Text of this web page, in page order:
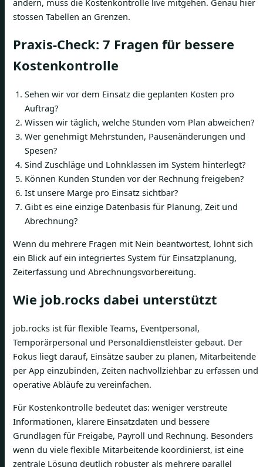
stossen Tabellen an Grenzen.
Praxis-Check: 7 Fragen für bessere
Kostenkontrolle
Sehen wir vor dem Einsatz die geplanten Kosten pro
Auftrag?
Wissen wir täglich, welche Stunden vom Plan abweichen?
Wer genehmigt Mehrstunden, Pausenänderungen und
Spesen?
Sind Zuschläge und Lohnklassen im System hinterlegt?
Können Kunden Stunden vor der Rechnung freigeben?
Ist unsere Marge pro Einsatz sichtbar?
Gibt es eine einzige Datenbasis für Planung, Zeit und
Abrechnung?
Wenn du mehrere Fragen mit Nein beantwortest, lohnt sich
ein Blick auf ein integriertes System für Einsatzplanung,
Zeiterfassung und Abrechnungsvorbereitung.
Wie job.rocks dabei unterstützt
job.rocks ist für flexible Teams, Eventpersonal,
Temporärpersonal und Personaldienstleister gebaut. Der
Fokus liegt darauf, Einsätze sauber zu planen, Mitarbeitende
per App einzubinden, Zeiten nachvollziehbar zu erfassen und
operative Abläufe zu vereinfachen.
Für Kostenkontrolle bedeutet das: weniger verstreute
Informationen, klarere Einsatzdaten und bessere
Grundlagen für Freigabe, Payroll und Rechnung. Besonders
wenn du viele flexible Mitarbeitende koordinierst, ist eine
zentrale Lösung deutlich robuster als mehrere parallel